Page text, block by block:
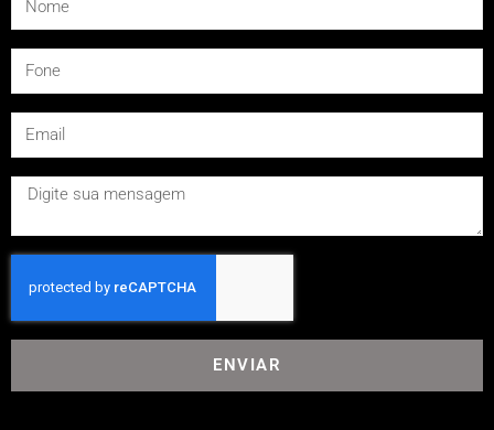
ENVIAR